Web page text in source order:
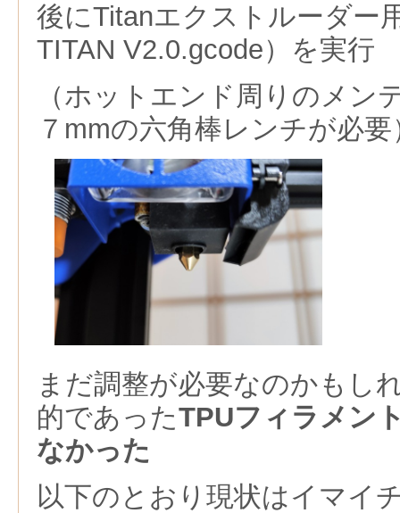
後にTitanエクストルーダー
TITAN V2.0.gcode）を実行
（ホットエンド周りのメン
７mmの六角棒レンチが必要
まだ調整が必要なのかもし
的であったTPUフィラメン
なかった
以下のとおり現状はイマイ